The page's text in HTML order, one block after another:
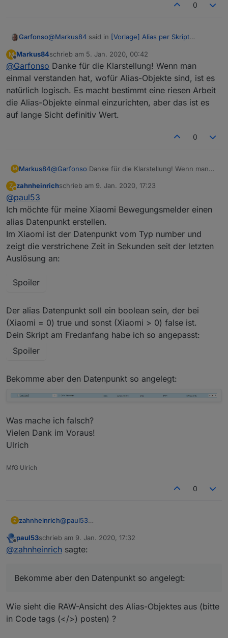
0
Garfonso@Markus84 said in [Vorlage] Alias per Skript
Wenn ich Name, state oder role ändere, wird
diese Änderung jedoch nicht mitsynchronisiert.
bedenkenlos diese Daten im Alias ändern
(werden dann logischerweise zwar nicht
synchronisiert) oder lässt man besser die
Es ist ja gerade die Idee von der Alias-Funktion, dass
du am Alias-Objekt role, Name, Funktion, Raum usw.
"schön" setzt. Die Objekte im Adapternamespace
können sich ja beliebig ändern, wenn der Adapter
M
Offline
Markus84schrieb am 5. Jan. 2020, 00:42
zuletzt editiert von
@Garfonso Danke für die Klarstellung! Wenn man
einmal verstanden hat, wofür Alias-Objekte sind, ist es
natürlich logisch. Es macht bestimmt eine riesen Arbeit
die Alias-Objekte einmal einzurichten, aber das ist es
auf lange Sicht definitiv Wert.
0
M Markus84@Garfonso Danke für die Klarstellung! Wenn man
es natürlich logisch. Es macht bestimmt eine riesen
das ist es auf lange Sicht definitiv Wert.
Z
Abwesend
zahnheinrichschrieb am 9. Jan. 2020, 17:23
zuletzt editiert von
@paul53
Ich möchte für meine Xiaomi Bewegungsmelder einen
alias Datenpunkt erstellen.
Im Xiaomi ist der Datenpunkt vom Typ number und
zeigt die verstrichene Zeit in Sekunden seit der letzten
Auslösung an:
Spoiler
Der alias Datenpunkt soll ein boolean sein, der bei
(Xiaomi = 0) true und sonst (Xiaomi > 0) false ist.
Dein Skript am Fredanfang habe ich so angepasst:
Spoiler
Bekomme aber den Datenpunkt so angelegt:
Was mache ich falsch?
Vielen Dank im Voraus!
Ulrich
MfG Ulrich
0
Z zahnheinrich@paul53
einen alias Datenpunkt erstellen.
Im Xiaomi ist der Datenpunkt vom Typ number
Spoiler
bei (Xiaomi = 0) true und sonst (Xiaomi > 0) false
angepasst:
Spoiler
Was mache ich falsch?
Vielen Dank im Voraus!
Offline
paul53schrieb am 9. Jan. 2020, 17:32
zuletzt editiert von
@zahnheinrich sagte:
Bekomme aber den Datenpunkt so angelegt:
Wie sieht die RAW-Ansicht des Alias-Objektes aus (bitte
in Code tags (</>) posten) ?